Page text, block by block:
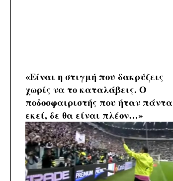
«Είναι η στιγμή που δακρύζεις
χωρίς να το καταλάβεις. Ο
ποδοσφαιριστής που ήταν πάντα
εκεί, δε θα είναι πλέον…»